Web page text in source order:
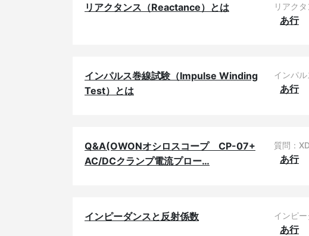
リアクタンス（Reactance）とは リアク
あ行
インパルス巻線試験（Impulse Winding
Test）とは
インパ
あ行
Q&A(OWONオシロスコープ CP-07+
AC/DCクランプ電流プロー…
質問：
あ行
インピーダンスと反射係数 インピ
あ行